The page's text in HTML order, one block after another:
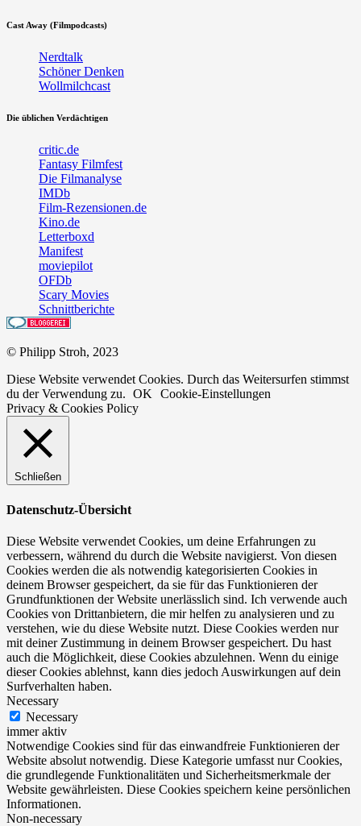
Cast Away (Filmpodcasts)
Nerdtalk
Schöner Denken
Wollmilchcast
Die üblichen Verdächtigen
critic.de
Fantasy Filmfest
Die Filmanalyse
IMDb
Film-Rezensionen.de
Kino.de
Letterboxd
Manifest
moviepilot
OFDb
Scary Movies
Schnittberichte
© Philipp Stroh, 2023
Diese Website verwendet Cookies. Durch das Weitersurfen stimmst
du der Verwendung zu. OK Cookie-Einstellungen
Privacy & Cookies Policy
Schließen
Datenschutz-Übersicht
Diese Website verwendet Cookies, um deine Erfahrungen zu
verbessern, während du durch die Website navigierst. Von diesen
Cookies werden die als notwendig kategorisierten Cookies in
deinem Browser gespeichert, da sie für das Funktionieren der
Grundfunktionen der Website unerlässlich sind. Ich verwende auch
Cookies von Drittanbietern, die mir helfen zu analysieren und zu
verstehen, wie du diese Website nutzt. Diese Cookies werden nur
mit deiner Zustimmung in deinem Browser gespeichert. Du hast
auch die Möglichkeit, diese Cookies abzulehnen. Wenn du einige
dieser Cookies ablehnst, kann dies jedoch Auswirkungen auf dein
Surfverhalten haben.
Necessary
Necessary
immer aktiv
Notwendige Cookies sind für das einwandfreie Funktionieren der
Website absolut notwendig. Diese Kategorie umfasst nur Cookies,
die grundlegende Funktionalitäten und Sicherheitsmerkmale der
Website gewährleisten. Diese Cookies speichern keine persönlichen
Informationen.
Non-necessary